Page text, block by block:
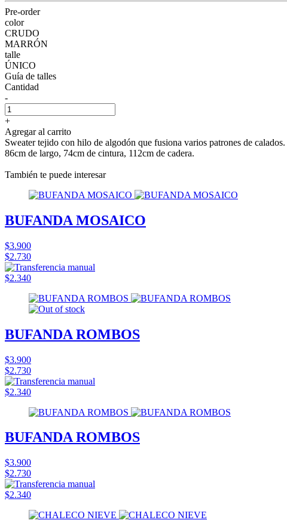
Pre-order
color
CRUDO
MARRÓN
talle
ÚNICO
Guía de talles
Cantidad
-
+
Agregar al carrito
Sweater tejido con hilo de algodón que fusiona varios patrones de
86cm de largo, 74cm de cintura, 112cm de cadera.
También te puede interesar
BUFANDA MOSAICO
$3.900
$2.730
$2.340
BUFANDA ROMBOS
$3.900
$2.730
$2.340
BUFANDA ROMBOS
$3.900
$2.730
$2.340